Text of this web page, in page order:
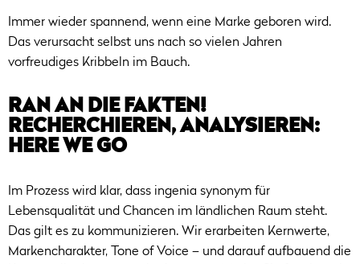
Immer wieder spannend, wenn eine Marke geboren wird.
Das verursacht selbst uns nach so vielen Jahren
vorfreudiges Kribbeln im Bauch.
RAN AN DIE FAKTEN!
RECHERCHIEREN, ANALYSIEREN:
HERE WE GO
Im Prozess wird klar, dass ingenia synonym für
Lebensqualität und Chancen im ländlichen Raum steht.
Das gilt es zu kommunizieren. Wir erarbeiten Kernwerte,
Markencharakter, Tone of Voice – und darauf aufbauend die